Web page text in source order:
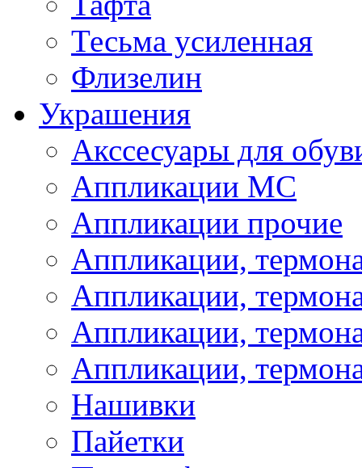
Тесьма усиленная
Флизелин
Украшения
Акссесуары для
Аппликации МС
Аппликации прочие
Аппликации,
Аппликации,
Аппликации,
Аппликации,
Нашивки
Пайетки